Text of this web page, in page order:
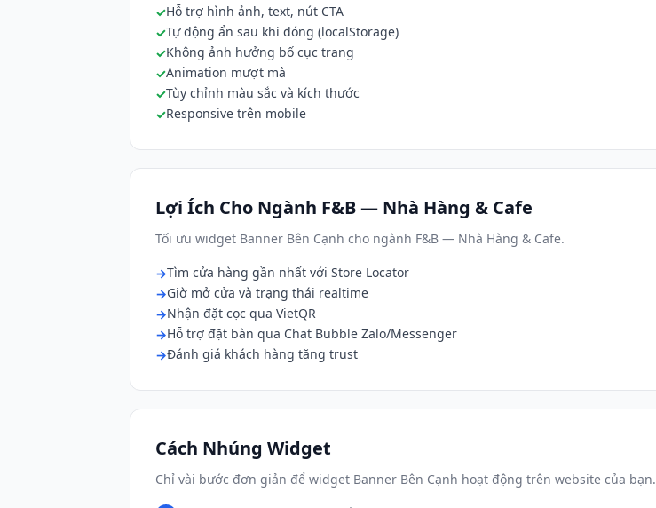
Hỗ trợ hình ảnh, text, nút CTA
Tự động ẩn sau khi đóng (localStorage)
Không ảnh hưởng bố cục trang
Animation mượt mà
Tùy chỉnh màu sắc và kích thước
Responsive trên mobile
Lợi Ích Cho Ngành F&B — Nhà Hàng & Cafe
Tối ưu widget Banner Bên Cạnh cho ngành F&B — Nhà Hàng & Cafe.
Tìm cửa hàng gần nhất với Store Locator
Giờ mở cửa và trạng thái realtime
Nhận đặt cọc qua VietQR
Hỗ trợ đặt bàn qua Chat Bubble Zalo/Messenger
Đánh giá khách hàng tăng trust
Cách Nhúng Widget
Chỉ vài bước đơn giản để widget Banner Bên Cạnh hoạt động trên website của bạn.